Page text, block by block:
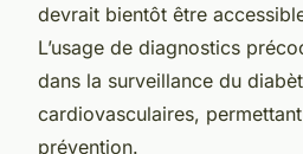
devrait bientôt être
L’usage de diagnostics
dans la surveillance du
cardiovasculaires,
prévention.